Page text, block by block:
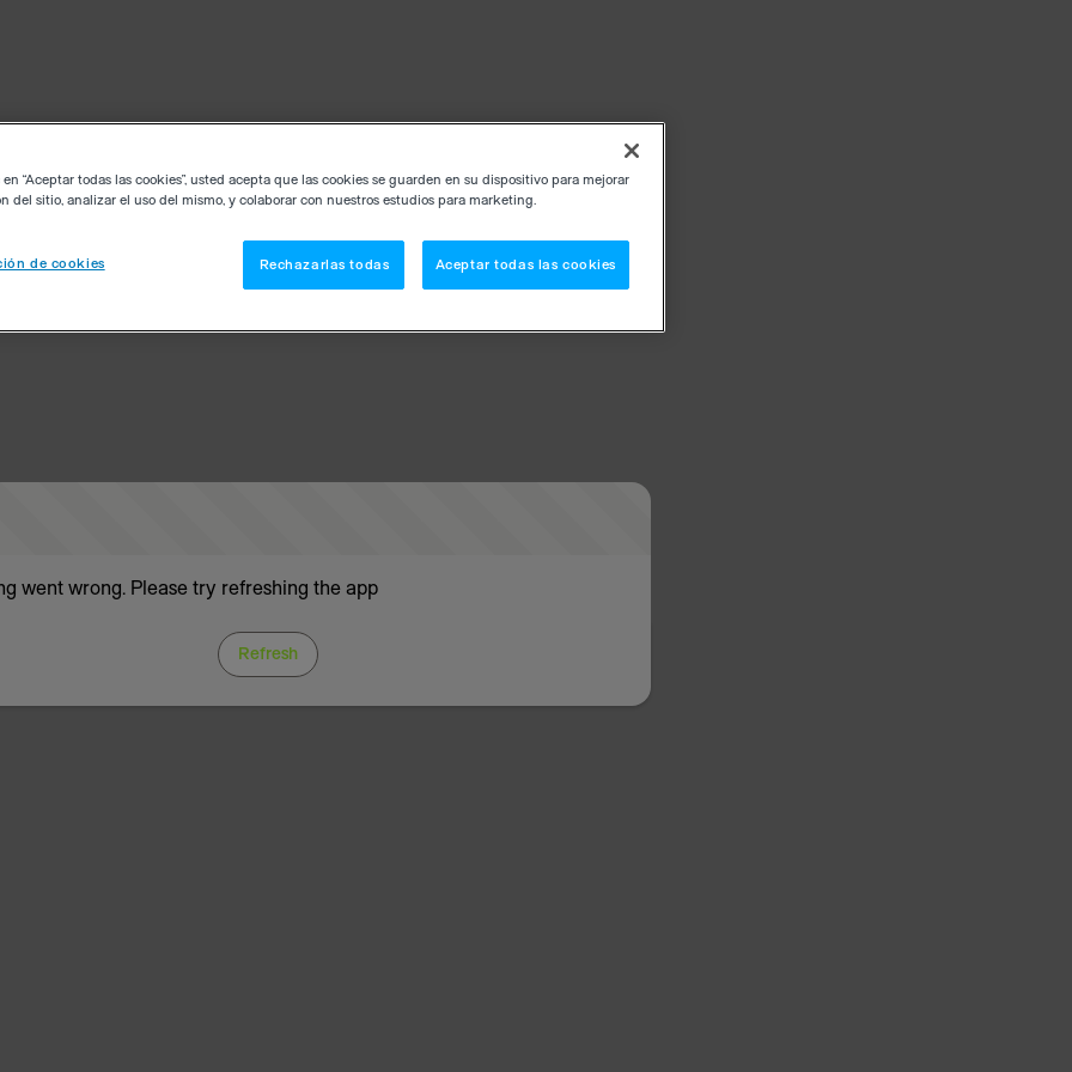
went wrong. Please try refreshing the app
Refresh
“Aceptar todas las cookies”, usted acepta que las cookies se guarden en su dispositivo para mejorar
del sitio, analizar el uso del mismo, y colaborar con nuestros estudios para marketing.
de cookies Rechazarlas todas Aceptar todas las cookies